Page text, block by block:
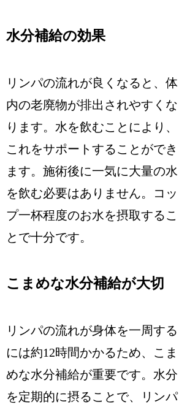
水分補給の効果
リンパの流れが良くなると、体
内の老廃物が排出されやすくな
ります。水を飲むことにより、
これをサポートすることができ
ます。施術後に一気に大量の水
を飲む必要はありません。コッ
プ一杯程度のお水を摂取するこ
とで十分です。
こまめな水分補給が大切
リンパの流れが身体を一周する
には約12時間かかるため、こま
めな水分補給が重要です。水分
を定期的に摂ることで、リンパ